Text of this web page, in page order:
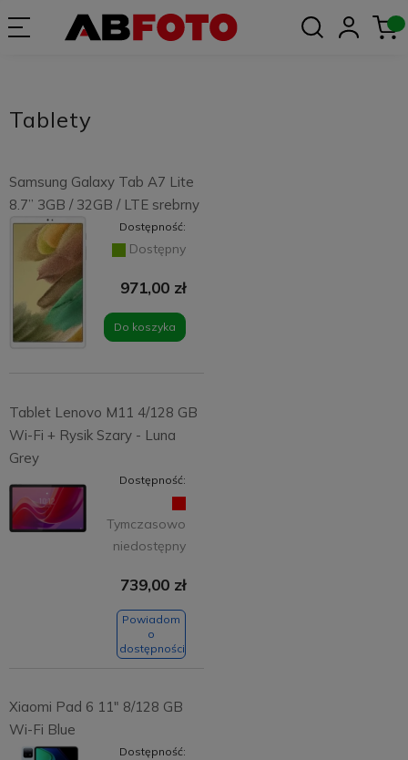
Tablety
Samsung Galaxy Tab A7 Lite
8.7” 3GB / 32GB / LTE srebrny
Dostępność:
Dostępny
971,00 zł
Do koszyka
Tablet Lenovo M11 4/128 GB
Wi-Fi + Rysik Szary - Luna
Grey
Dostępność:
Tymczasowo
niedostępny
739,00 zł
Powiadom
o
dostępności
Xiaomi Pad 6 11" 8/128 GB
Wi-Fi Blue
Dostępność: